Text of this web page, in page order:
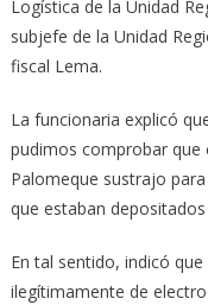
Logística de la Unidad
subjefe de la Unidad
fiscal Lema.
La funcionaria explicó
pudimos comprobar que
Palomeque sustrajo
que estaban
En tal sentido, indicó
ilegítimamente de